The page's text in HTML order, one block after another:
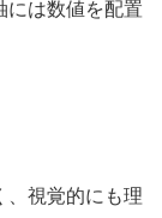
には数値を配置
、視覚的にも理